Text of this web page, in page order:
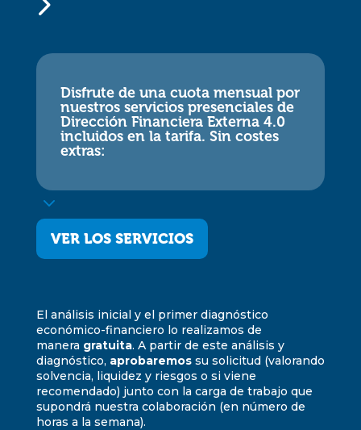
Disfrute de una cuota mensual por
nuestros servicios presenciales de
Dirección Financiera Externa 4.0
incluidos en la tarifa. Sin costes
extras:
3
VER LOS SERVICIOS
El análisis inicial y el primer diagnóstico
económico-financiero lo realizamos de
manera gratuita. A partir de este análisis y
diagnóstico, aprobaremossu solicitud (valorando
solvencia, liquidez y riesgos o si viene
recomendado) junto con la carga de trabajo que
supondrá nuestra colaboración (en número de
horas a la semana).